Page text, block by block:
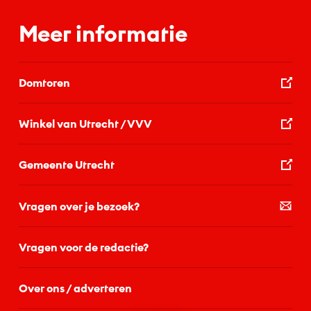
Meer informatie
Domtoren
Winkel van Utrecht / VVV
Gemeente Utrecht
Vragen over je bezoek?
Vragen voor de redactie?
Over ons / adverteren